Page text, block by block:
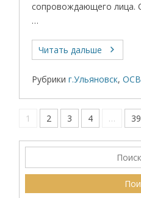
сопровождающего лица.
…
Читать дальше
Рубрики г.Ульяновск,
1 2 3 4 … 39